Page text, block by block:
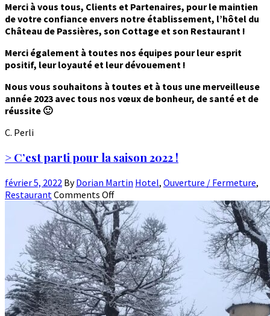
Merci à vous tous, Clients et Partenaires, pour le maintien
de votre confiance envers notre établissement, l’hôtel du
Château de Passières, son Cottage et son Restaurant !
Merci également à toutes nos équipes pour leur esprit
positif, leur loyauté et leur dévouement !
Nous vous souhaitons à toutes et à tous une merveilleuse
année 2023 avec tous nos vœux de bonheur, de santé et de
réussite 🙂
C. Perli
> C’est parti pour la saison 2022 !
février 5, 2022 ByDorian Martin Hotel, Ouverture / Fermeture,
Restaurant Comments Off